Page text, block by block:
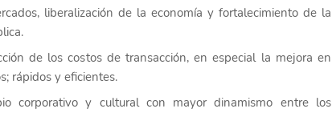
liberalización de la economía y fortalecimiento de la
de los costos de transacción, en especial la mejora en
rápidos y eficientes.
corporativo y cultural con mayor dinamismo entre los